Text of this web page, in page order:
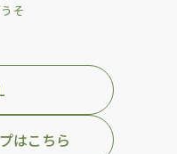
そ
はこちら